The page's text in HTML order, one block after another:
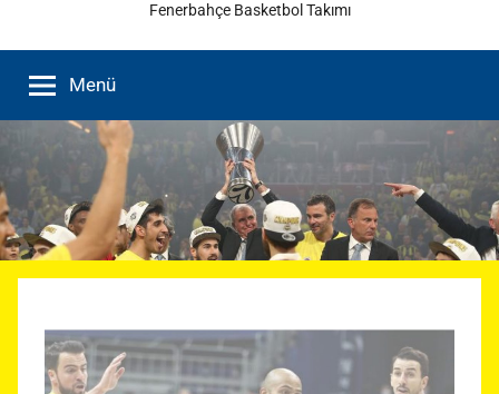
Fenerbahçe Basketbol Takımı
Menü